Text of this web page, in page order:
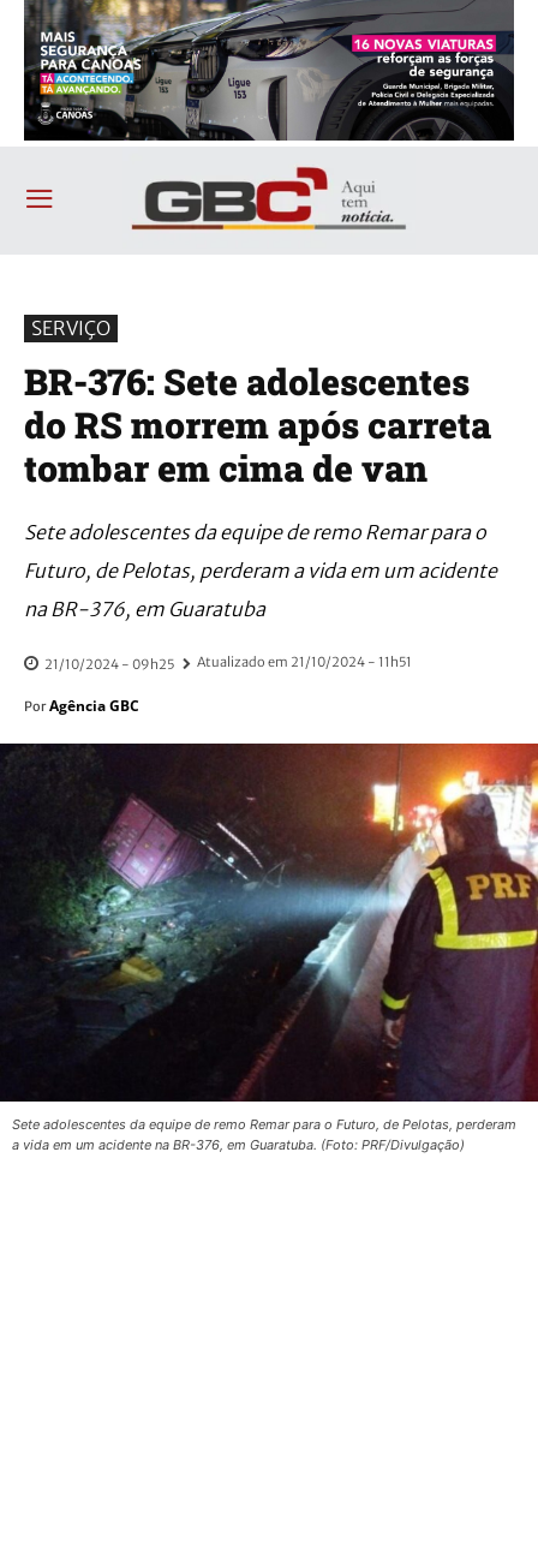
SERVIÇO
BR-376: Sete adolescentes
do RS morrem após carreta
tombar em cima de van
Sete adolescentes da equipe de remo Remar para o
Futuro, de Pelotas, perderam a vida em um acidente
na BR-376, em Guaratuba
21/10/2024 - 09h25 Atualizado em 21/10/2024 - 11h51
Por Agência GBC
Sete adolescentes da equipe de remo Remar para o Futuro, de Pelotas, perderam
a vida em um acidente na BR-376, em Guaratuba. (Foto: PRF/Divulgação)